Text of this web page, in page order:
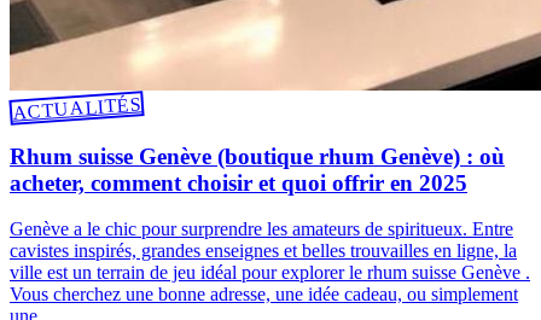
ACTUALITÉS
Rhum suisse Genève (boutique rhum Genève) : où
acheter, comment choisir et quoi offrir en 2025
Genève a le chic pour surprendre les amateurs de spiritueux. Entre
cavistes inspirés, grandes enseignes et belles trouvailles en ligne, la
ville est un terrain de jeu idéal pour explorer le rhum suisse Genève .
Vous cherchez une bonne adresse, une idée cadeau, ou simplement